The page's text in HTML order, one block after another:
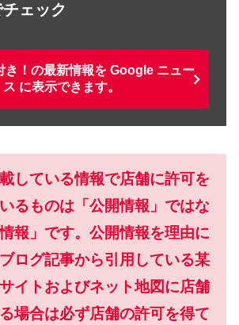
ェック
き！の最新情報を Google ニュー
ス に表示できます。
している情報で店舗に許可を
るものは「公開情報」ではな
報」です。公開情報を理由に
ログ記事から引用している某
イトおよびネット地図に店舗
場合は必ず店舗の許可を得て